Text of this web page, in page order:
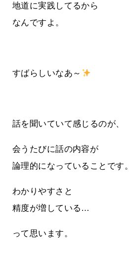
地道に実践してるから
なんですよ。
すばらしいなあ～
話を聞いていて感じるのが、
会うたびに話の内容が
論理的になっていることです。
わかりやすさと
精度が増している…
って思います。